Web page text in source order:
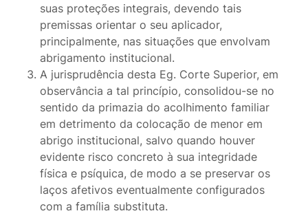
suas proteções integrais, devendo tais
premissas orientar o seu aplicador,
principalmente, nas situações que envolvam
abrigamento institucional.
A jurisprudência desta Eg. Corte Superior, em
observância a tal princípio, consolidou-se no
sentido da primazia do acolhimento familiar
em detrimento da colocação de menor em
abrigo institucional, salvo quando houver
evidente risco concreto à sua integridade
física e psíquica, de modo a se preservar os
laços afetivos eventualmente configurados
com a família substituta.